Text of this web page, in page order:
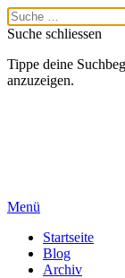
Suche schliessen
Tippe deine
anzuzeigen.
Menü
Startseite
Blog
Archiv